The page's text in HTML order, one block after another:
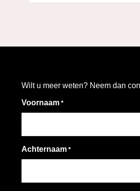
Wilt u meer weten? Neem dan
Voornaam *
Achternaam *